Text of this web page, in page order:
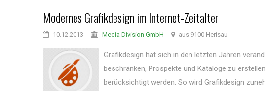
Modernes Grafikdesign im Internet-Zeitalter
10.12.2013 Media Division GmbH aus 9100 Herisau
Grafikdesign hat sich in den letzten Jahren
beschränken, Prospekte und Kataloge zu
berücksichtigt werden. So wird Grafikdesign